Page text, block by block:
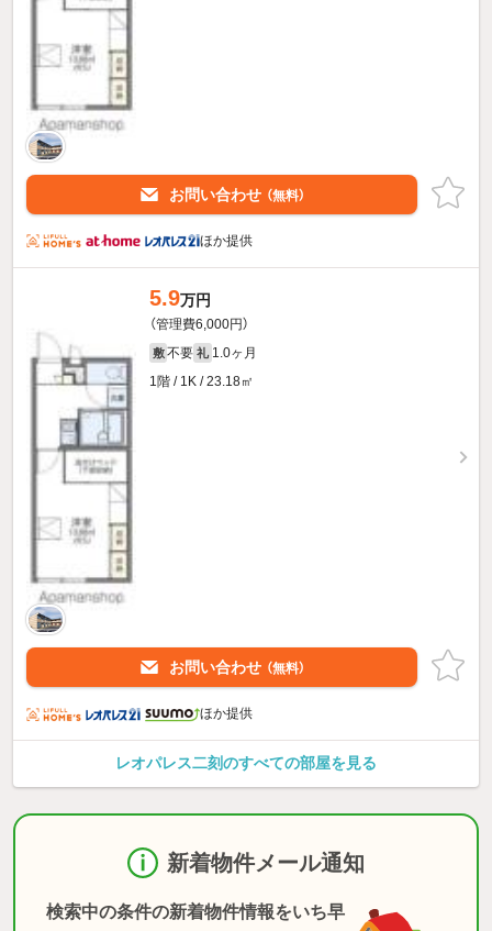
お問い合わせ （無料）
ほか提供
5.9万円
（管理費6,000円）
敷 不要 礼 1.0ヶ月
1階 / 1K / 23.18㎡
お問い合わせ （無料）
ほか提供
レオパレス二刻のすべての部屋を見る
新着物件メール通知
検索中の条件の新着物件情報をいち早